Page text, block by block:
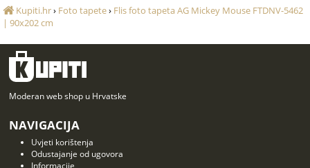
Kupiti.hr› Foto tapete› Flis foto tapeta AG Mickey Mouse FTDNV-5462
| 90x202 cm
Moderan web shop u Hrvatske
NAVIGACIJA
Uvjeti korištenja
Odustajanje od ugovora
Informacije